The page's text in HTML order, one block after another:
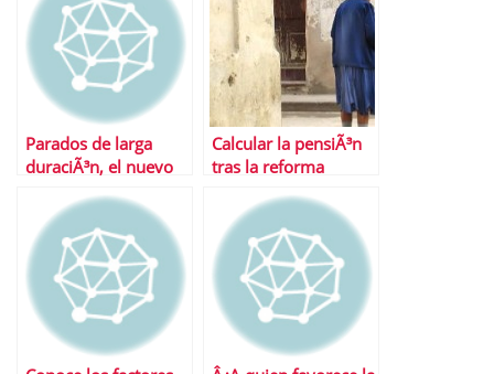
Parados de larga
duraciÃ³n, el nuevo
economÃ­a espaÃ±ola
Calcular la pensiÃ³n
tras la reforma